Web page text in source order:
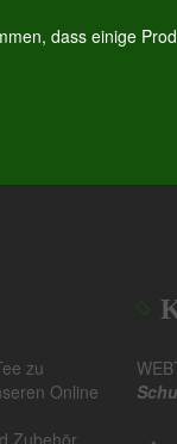
dass einige
zu
Online
Zubehör